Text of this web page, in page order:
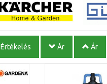
Értékelés Ár Ár